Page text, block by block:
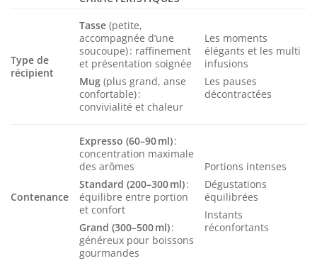
Type de
récipient
Tasse (petite,
accompagnée d’une
soucoupe) : raffinement
et présentation soignée
Mug (plus grand, anse
confortable) :
convivialité et chaleur
Les moments
élégants et les multi
infusions
Les pauses
décontractées
Contenance
Expresso (60–90 ml):
concentration maximale
des arômes
Standard (200–300 ml):
équilibre entre portion
et confort
Grand (300–500 ml):
généreux pour boissons
gourmandes
Portions intenses
Dégustations
équilibrées
Instants
réconfortants